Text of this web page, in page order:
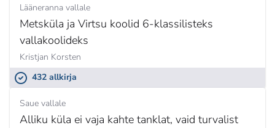
Lääneranna vallale
Metsküla ja Virtsu koolid 6-klassilisteks
vallakoolideks
Kristjan Korsten
432 allkirja
Saue vallale
Alliku küla ei vaja kahte tanklat, vaid turvalist